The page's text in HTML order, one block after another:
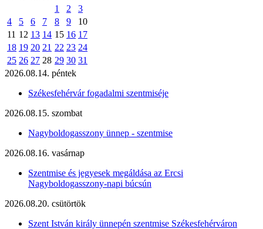
1
2
3
4
5 6 7 8 9
10
11 12 13 14 15 16 17
18 19 20 21 22 23 24
25 26 27 28 29 30 31
2026.08.14. péntek
Székesfehérvár fogadalmi szentmiséje
2026.08.15. szombat
Nagyboldogasszony ünnep - szentmise
2026.08.16. vasárnap
Szentmise és jegyesek megáldása az Ercsi
Nagyboldogasszony-napi búcsún
2026.08.20. csütörtök
Szent István király ünnepén szentmise Székesfehérváron